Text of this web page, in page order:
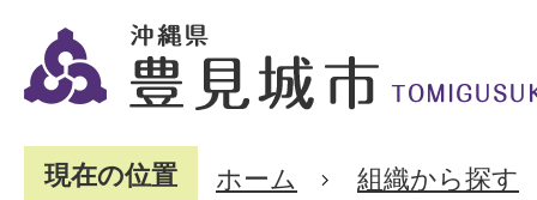
現在の位置 ホーム 組織から探す